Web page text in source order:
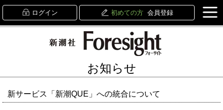
ログイン 初めての方 会員登録
お知らせ
新サービス「新潮QUE」への統合について